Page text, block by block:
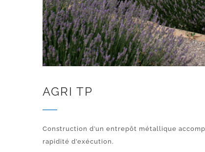
AGRI TP
Construction d’un entrepôt métallique
rapidité d’exécution.